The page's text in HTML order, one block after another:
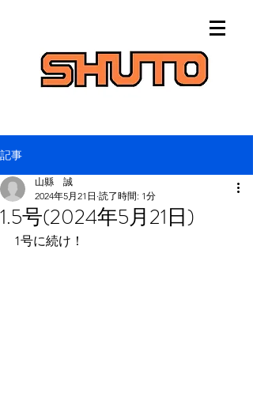
記事
1.5号(2024年5月21日)
山縣 誠
2024年5月21日 読了時間: 1分
1号に続け！